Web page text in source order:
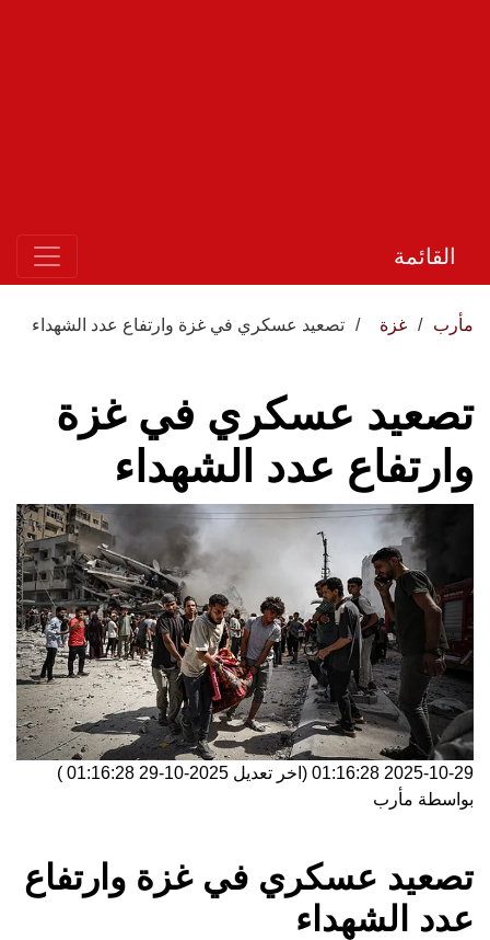
القائمة
مأرب غزة تصعيد عسكري في غزة وارتفاع عدد الشهداء
تصعيد عسكري في غزة
وارتفاع عدد الشهداء
2025-10-29 01:16:28 (اخر تعديل 2025-10-29 01:16:28
)
بواسطة مأرب
تصعيد عسكري في غزة وارتفاع
عدد الشهداء